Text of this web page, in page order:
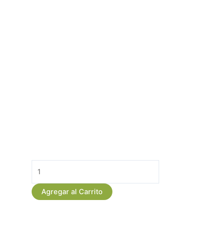
24
Rosas
Agregar al Carrito